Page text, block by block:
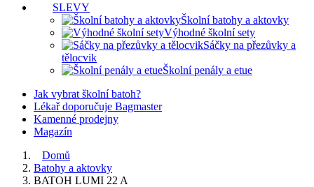
SLEVY
Školní batohy a aktovky
Výhodné školní sety
Sáčky na přezůvky a
tělocvik
Školní penály a etue
Jak vybrat školní batoh?
Lékař doporučuje Bagmaster
Kamenné prodejny
Magazín
Domů
Batohy a aktovky
BATOH LUMI 22 A